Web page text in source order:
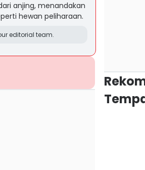
anjing, menandakan
hewan peliharaan.
editorial team.